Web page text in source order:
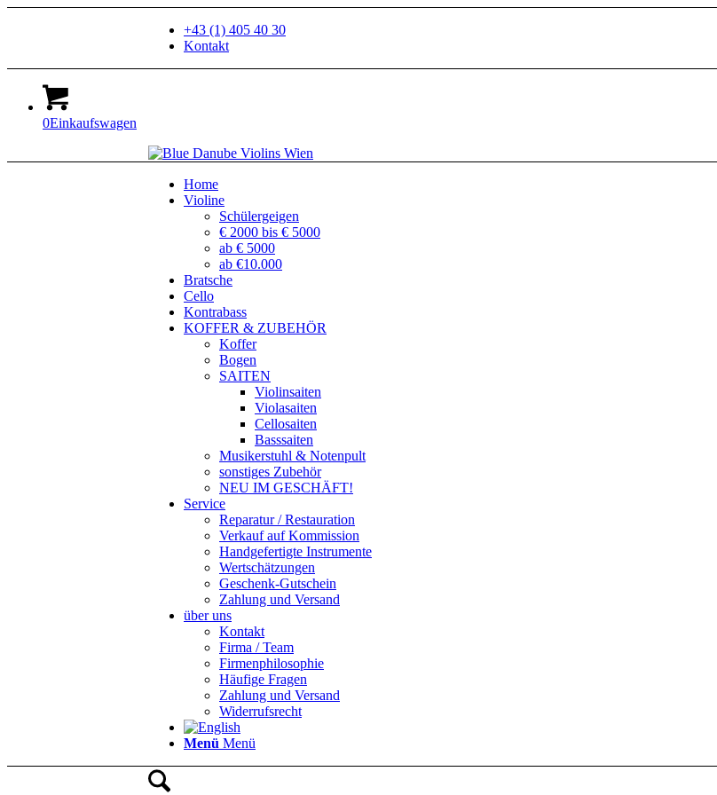
+43 (1) 405 40 30
Kontakt
0Einkaufswagen
Home
Violine
Schülergeigen
€ 2000 bis € 5000
ab € 5000
ab €10.000
Bratsche
Cello
Kontrabass
KOFFER & ZUBEHÖR
Koffer
Bogen
SAITEN
Violinsaiten
Violasaiten
Cellosaiten
Basssaiten
Musikerstuhl & Notenpult
sonstiges Zubehör
NEU IM GESCHÄFT!
Service
Reparatur / Restauration
Verkauf auf Kommission
Handgefertigte Instrumente
Wertschätzungen
Geschenk-Gutschein
Zahlung und Versand
über uns
Kontakt
Firma / Team
Firmenphilosophie
Häufige Fragen
Zahlung und Versand
Widerrufsrecht
Menü Menü